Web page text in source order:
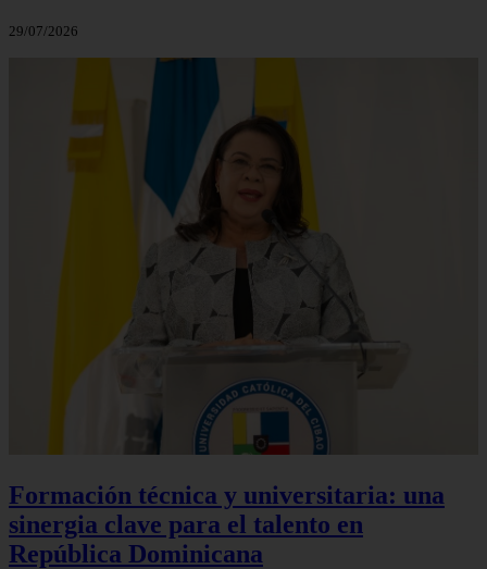
29/07/2026
Formación técnica y universitaria: una
sinergia clave para el talento en
República Dominicana